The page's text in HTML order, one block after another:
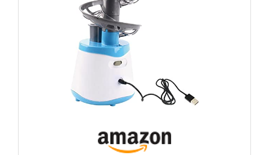
et les règles du jeu en français. Requiert 3 piles
alcalines AAA de 1,5V (non incluses). Vous aimez les
jeux de société et partager un moment en famille
ou entre amis ? Tiny Pong est le jeu parfait à offrir
en cadeau pour les enfants, filles et garçons de 8
ans, 9 ans, 10 ans et plus. Valeur éducative : se
concentrer, observer, développer l'adresse.